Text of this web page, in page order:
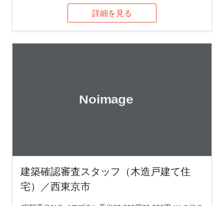
詳細を見る
建築確認審査スタッフ（木造戸建て住
宅）／西東京市